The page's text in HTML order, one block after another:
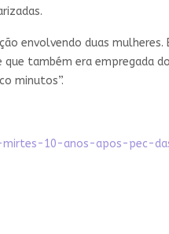
envolvendo duas mulheres.
também era empregada
minutos”.
mirtes-10-anos-apos-pec-